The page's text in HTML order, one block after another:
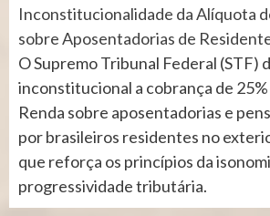
Inconstitucionalidade da Alíquota
sobre Aposentadorias de
O Supremo Tribunal Federal (STF)
inconstitucional a cobrança de
Renda sobre aposentadorias e
por brasileiros residentes no
que reforça os princípios da
progressividade tributária.